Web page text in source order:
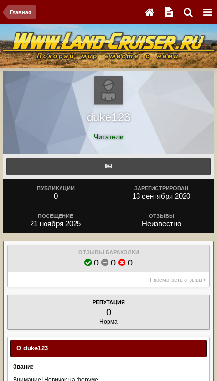
Главная
duke123
Читатели
ПУБЛИКАЦИИ
0
ЗАРЕГИСТРИРОВАН
13 сентября 2020
ПОСЕЩЕНИЕ
21 ноября 2025
ОТЗЫВЫ
Неизвестно
ОТЗЫВЫ БАРАХОЛКИ
0 0 0
Просмотреть отзывы
РЕПУТАЦИЯ
0
Норма
О duke123
Звание
Внимание! Новичок на форуме